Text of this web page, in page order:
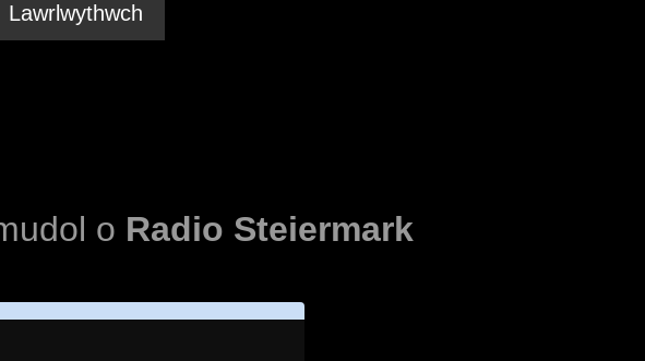
Lawrlwythwch
o Radio Steiermark